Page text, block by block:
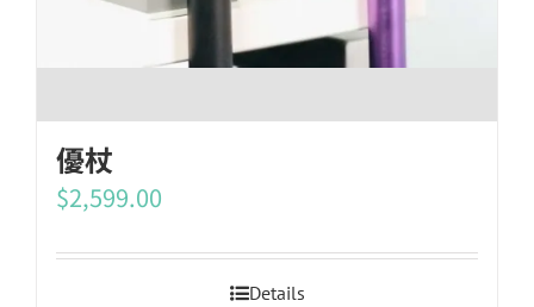
優杖
$2,599.00
Details